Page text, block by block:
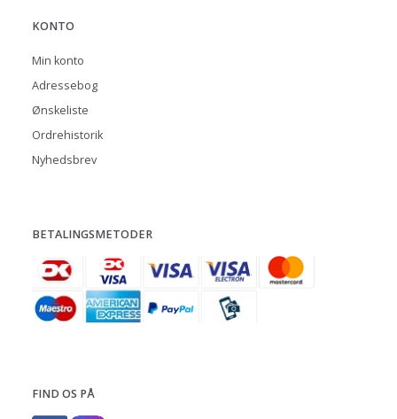
KONTO
Min konto
Adressebog
Ønskeliste
Ordrehistorik
Nyhedsbrev
BETALINGSMETODER
FIND OS PÅ